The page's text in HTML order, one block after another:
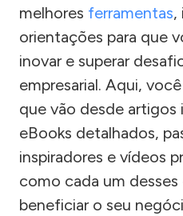
melhores ferramentas,
orientações para que
inovar e superar
empresarial. Aqui,
que vão desde
eBooks detalhados,
inspiradores e vídeos
como cada um
beneficiar o seu